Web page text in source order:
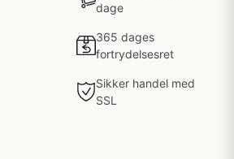
dage
365 dages
fortrydelsesret
Sikker handel med
SSL